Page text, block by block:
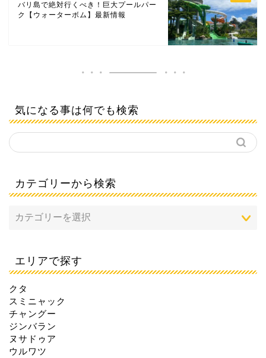
バリ島で絶対行くべき！巨大プールパー
ク【ウォーターボム】最新情報
気になる事は何でも検索
カテゴリーから検索
エリアで探す
クタ
スミニャック
チャングー
ジンバラン
ヌサドゥア
ウルワツ